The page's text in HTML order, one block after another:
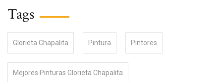
Tags
Glorieta Chapalita Pintura Pintores
Mejores Pinturas Glorieta Chapalita